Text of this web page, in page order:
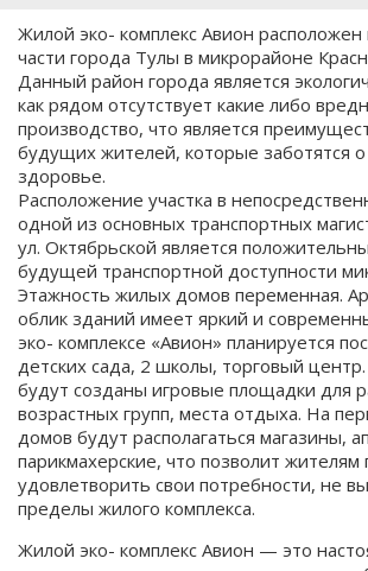
Жилой эко- комплекс Авион расположен
части города Тулы в микрорайоне
Данный район города является
как рядом отсутствует какие либо
производство, что является
будущих жителей, которые заботятся
здоровье.
Расположение участка в
одной из основных транспортных
ул. Октябрьской является
будущей транспортной доступности
Этажность жилых домов переменная.
облик зданий имеет яркий и
эко- комплексе «Авион» планируется
детских сада, 2 школы, торговый
будут созданы игровые площадки для
возрастных групп, места отдыха. На
домов будут располагаться магазины,
парикмахерские, что позволит жителям
удовлетворить свои потребности, не
пределы жилого комплекса.
Жилой эко- комплекс Авион — это